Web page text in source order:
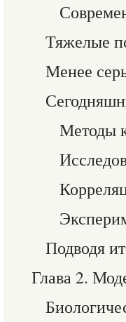
Тяжелые
Менее
Методы
Подводя
Глава 2.